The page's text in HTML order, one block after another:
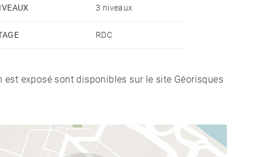
aménagé en chambre et une salle de bains
buanderie. À l'extérieur on retrouve une cour
3 niveaux
RDC
exposé sont disponibles sur le site Géorisques